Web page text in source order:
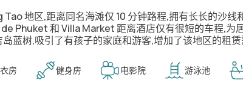
Tao地区,距离同名海滩仅 10 分钟路程,拥有长长的沙
Phuket和Villa Market 距离酒店仅有很短的车程,为
岛蓝树,吸引了有孩子的家庭和游客,增加了该地区的租赁
房 健身房 电影院 游泳池